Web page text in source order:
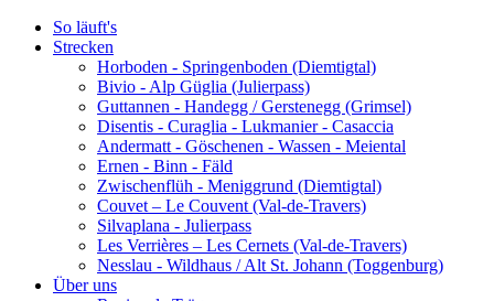
So läuft's
Strecken
Horboden - Springenboden (Diemtigtal)
Bivio - Alp Güglia (Julierpass)
Guttannen - Handegg / Gerstenegg (Grimsel)
Disentis - Curaglia - Lukmanier - Casaccia
Andermatt - Göschenen - Wassen - Meiental
Ernen - Binn - Fäld
Zwischenflüh - Meniggrund (Diemtigtal)
Couvet – Le Couvent (Val-de-Travers)
Silvaplana - Julierpass
Les Verrières – Les Cernets (Val-de-Travers)
Nesslau - Wildhaus / Alt St. Johann (Toggenburg)
Über uns